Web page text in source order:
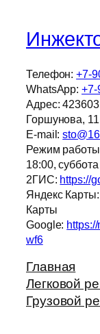
Телефон:+7-
WhatsApp:+7-
Адрес:
Горшунова, 11
E-mail:
Режим
18:00,
2ГИС: https://
Яндекс Карты:
Карты
Google:
wf6
Главная
Легковой
Грузовой